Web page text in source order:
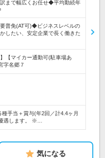
まで幅広くお任せ◆平均勤続年
普免(AT可)◆ビジネスレベルの
したい、安定企業で長く働きた
【マイカー通勤可(駐車場あ
字名郷７
手当＋賞与(年2回／計4.4ヶ月
遇します。 ※…
気になる